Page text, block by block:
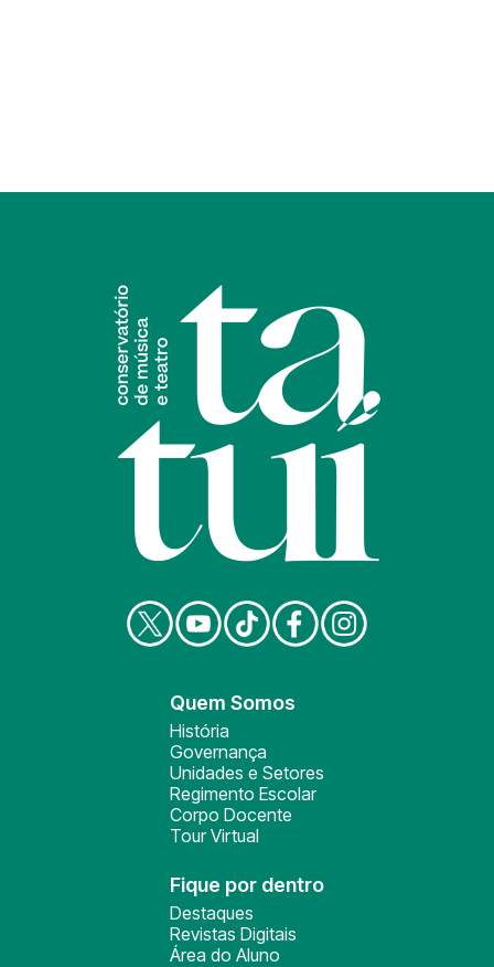
Quem Somos
História
Governança
Unidades e Setores
Regimento Escolar
Corpo Docente
Tour Virtual
Fique por dentro
Destaques
Revistas Digitais
Área do Aluno